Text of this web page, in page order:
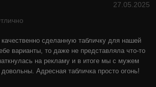
27.05.2025
сделанную табличку для нашей
варианты, то даже не представляла что-то
на рекламу и в итоге мы с мужем
Адресная табличка просто огонь!